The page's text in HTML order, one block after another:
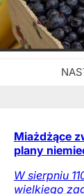
Miażdżące
plany
W sierpniu
wielkiego